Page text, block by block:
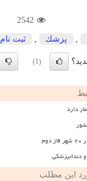
2542
پزشك ثبت نام
(1)
دارد
این مطلب